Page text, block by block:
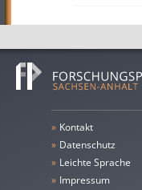
»
Kontakt
»
Datenschutz
» leichte Sprache
» Impressum